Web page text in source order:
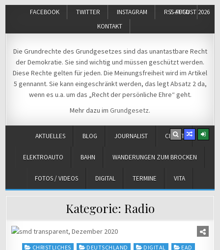
FACEBOOK TWITTER INSTAGRAM
RSS-FEED
KONTAKT
7. AUGUST 2026
Michael Voß
Die Grundrechte des Grundgesetzes sind das unantastbare Recht
der Demokratie. Sie sind wichtig und müssen geschützt werden.
Diese Rechte gelten für jeden. Die Meinungsfreiheit wird im Artikel
5 gennannt. Sie kann eingeschränkt werden, das legt Absatz 2 da,
wenn es u.a. um das „Recht der persönliche Ehre“ geht.
Mehr dazu im Grundgesetz.
AKTUELLES BLOG JOURNALIST CHRIST
ELEKTROAUTO BAHN WANDERUNGEN ZUM BROCKEN
FOTOS / VIDEOS DIGITAL TERMINE VITA
Kategorie: Radio
PostedCHRISTLICHES DEUTSCHLAND DIGITAL
EAD